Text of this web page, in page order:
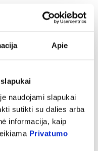
Apie
naudojami slapukai
sutikti su dalies arba
informacija, kaip
Privatumo
g. 13, 60-
11, Grigaičiai, 11236,